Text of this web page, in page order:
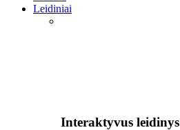
Leidiniai
Interaktyvus leidinys